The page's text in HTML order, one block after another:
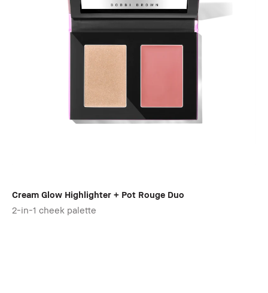
Cream Glow Highlighter + Pot Rouge Duo
2-in-1 cheek palette